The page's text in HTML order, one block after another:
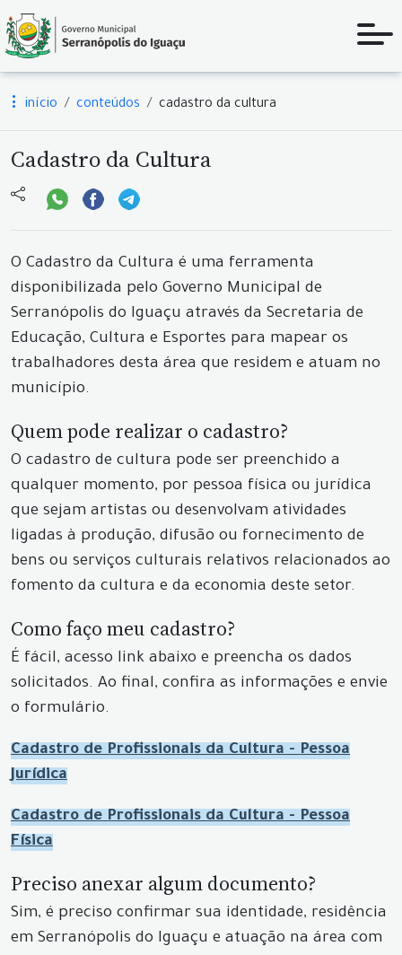
início conteúdos cadastro da cultura
Cadastro da Cultura
O Cadastro da Cultura é uma ferramenta
disponibilizada pelo Governo Municipal de
Serranópolis do Iguaçu através da Secretaria de
Educação, Cultura e Esportes para mapear os
trabalhadores desta área que residem e atuam no
município.
Quem pode realizar o cadastro?
O cadastro de cultura pode ser preenchido a
qualquer momento, por pessoa física ou jurídica
que sejam artistas ou desenvolvam atividades
ligadas à produção, difusão ou fornecimento de
bens ou serviços culturais relativos relacionados ao
fomento da cultura e da economia deste setor.
Como faço meu cadastro?
É fácil, acesso link abaixo e preencha os dados
solicitados. Ao final, confira as informações e envie
o formulário.
Cadastro de Profissionais da Cultura - Pessoa
Jurídica
Cadastro de Profissionais da Cultura - Pessoa
Física
Preciso anexar algum documento?
Sim, é preciso confirmar sua identidade, residência
em Serranópolis do Iguaçu e atuação na área com